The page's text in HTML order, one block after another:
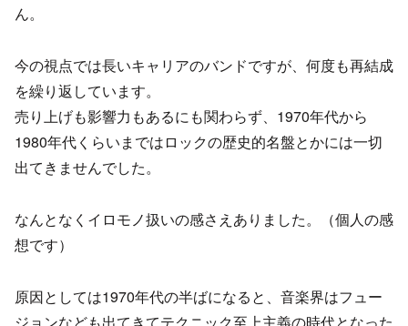
ん。
今の視点では長いキャリアのバンドですが、何度も再結成
を繰り返しています。
売り上げも影響力もあるにも関わらず、1970年代から
1980年代くらいまではロックの歴史的名盤とかには一切
出てきませんでした。
なんとなくイロモノ扱いの感さえありました。（個人の感
想です）
原因としては1970年代の半ばになると、音楽界はフュー
ジョンなども出てきてテクニック至上主義の時代となった